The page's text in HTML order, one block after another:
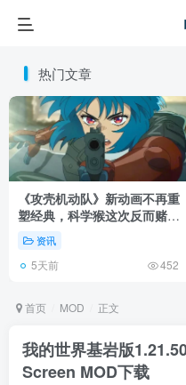
热门文章
《攻壳机动队》新动画不再重
塑经典，科学猴这次反而赌对
了！资讯
5天前 452
首页 MOD 正文
我的世界基岩版
Screen MOD下载